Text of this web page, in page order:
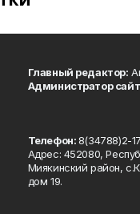
Главный редактор:
Администратор
Телефон:8(34788)2-
Адрес: 452080,
Миякинский район,
дом 19.